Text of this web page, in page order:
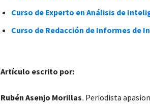
Curso de Experto en Análisis de
Curso de Redacción de Informes de
Artículo escrito por:
Rubén Asenjo Morillas. Periodista